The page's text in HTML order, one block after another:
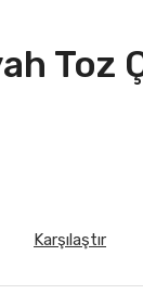
Toz
Karşılaştır